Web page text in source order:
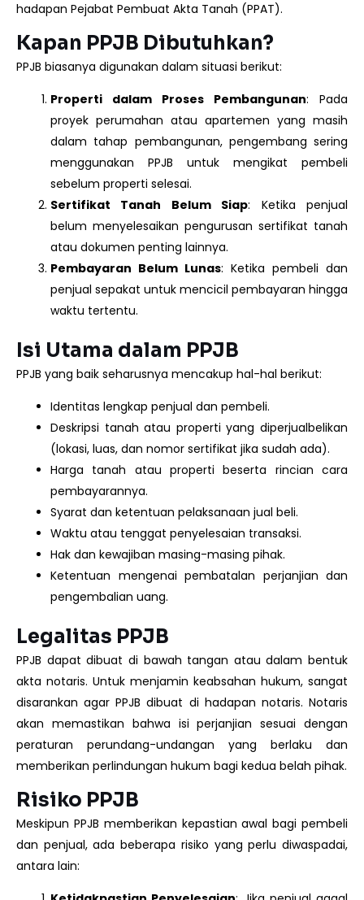
hadapan Pejabat Pembuat Akta Tanah (PPAT).
Kapan PPJB Dibutuhkan?
PPJB biasanya digunakan dalam situasi berikut:
Properti dalam Proses Pembangunan: Pada
proyek perumahan atau apartemen yang masih
dalam tahap pembangunan, pengembang sering
menggunakan PPJB untuk mengikat pembeli
sebelum properti selesai.
Sertifikat Tanah Belum Siap: Ketika penjual
belum menyelesaikan pengurusan sertifikat tanah
atau dokumen penting lainnya.
Pembayaran Belum Lunas: Ketika pembeli dan
penjual sepakat untuk mencicil pembayaran hingga
waktu tertentu.
Isi Utama dalam PPJB
PPJB yang baik seharusnya mencakup hal-hal berikut:
Identitas lengkap penjual dan pembeli.
Deskripsi tanah atau properti yang diperjualbelikan
(lokasi, luas, dan nomor sertifikat jika sudah ada).
Harga tanah atau properti beserta rincian cara
pembayarannya.
Syarat dan ketentuan pelaksanaan jual beli.
Waktu atau tenggat penyelesaian transaksi.
Hak dan kewajiban masing-masing pihak.
Ketentuan mengenai pembatalan perjanjian dan
pengembalian uang.
Legalitas PPJB
PPJB dapat dibuat di bawah tangan atau dalam bentuk
akta notaris. Untuk menjamin keabsahan hukum, sangat
disarankan agar PPJB dibuat di hadapan notaris. Notaris
akan memastikan bahwa isi perjanjian sesuai dengan
peraturan perundang-undangan yang berlaku dan
memberikan perlindungan hukum bagi kedua belah pihak.
Risiko PPJB
Meskipun PPJB memberikan kepastian awal bagi pembeli
dan penjual, ada beberapa risiko yang perlu diwaspadai,
antara lain: